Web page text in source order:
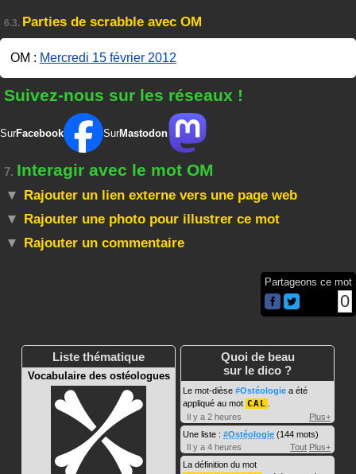
6.3. Parties de scrabble avec OM
OM : Mercredi 15 février 2012
Suivez-nous sur les réseaux !
SurFacebook SurMastodon
7. Interagir avec le mot OM
Rajouter un lien externe vers une page web
Rajouter une photo pour illustrer ce mot
Rajouter un commentaire
Partageons ce mot
0
Liste thématique
Vocabulaire des ostéologues
Quoi de beau
sur le dico ?
Le mot-dièse #Ostéologie a été
appliqué au mot CAL
Il y a 2 heures
Plus+
Une liste : #Ostéologie (144 mots)
Il y a 4 heures
Tout Plus+
La définition du mot